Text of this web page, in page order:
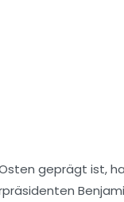
geprägt ist,